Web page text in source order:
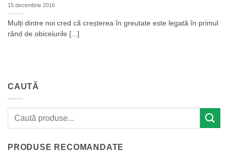
15 decembrie 2016
Mulți dintre noi cred că creșterea în greutate este legată în primul
rând de obiceiurile [...]
CAUTĂ
PRODUSE RECOMANDATE